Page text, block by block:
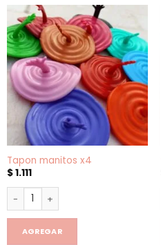
Tapon manitos x4
$1.111
Tapon manitos x4 cantidad
AGREGAR